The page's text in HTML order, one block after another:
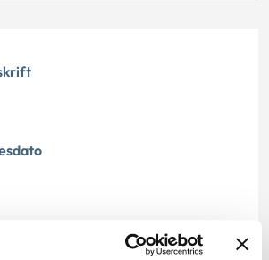
er kasseret den 2. maj 2019,
har vejledningsværdi.